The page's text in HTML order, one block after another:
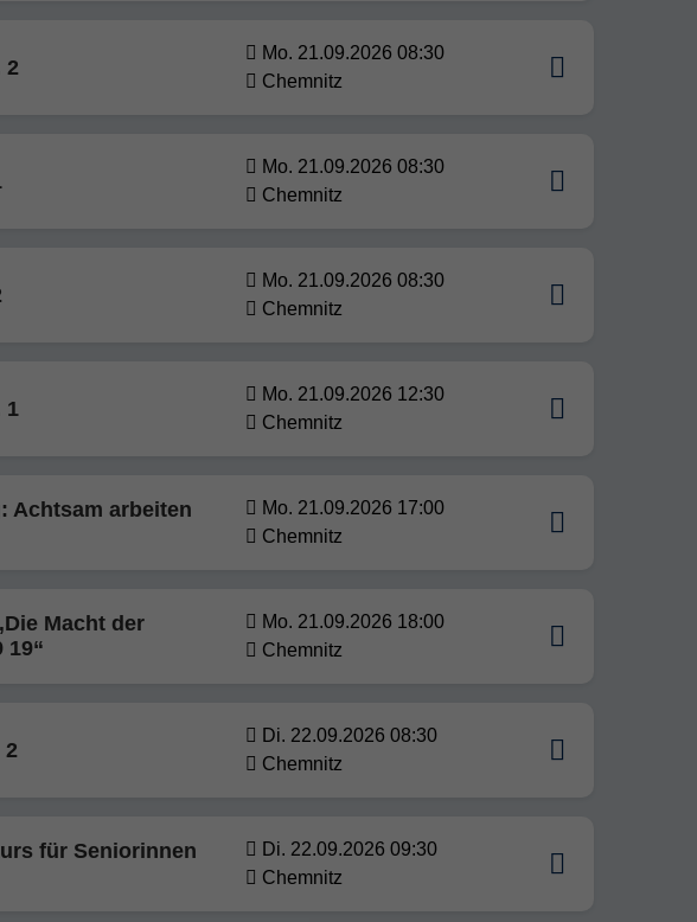
2
Mo. 21.09.2026 08:30
Chemnitz
Mo. 21.09.2026 08:30
Chemnitz
Mo. 21.09.2026 08:30
Chemnitz
1
Mo. 21.09.2026 12:30
Chemnitz
Achtsam arbeiten
Mo. 21.09.2026 17:00
Chemnitz
Macht der
19“
Mo. 21.09.2026 18:00
Chemnitz
2
Di. 22.09.2026 08:30
Chemnitz
für Seniorinnen
Di. 22.09.2026 09:30
Chemnitz